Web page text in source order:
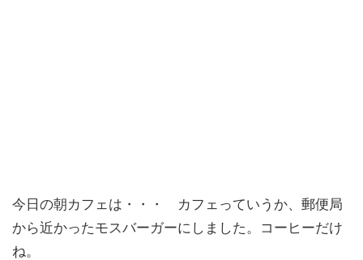
今日の朝カフェは・・・ カフェっていうか、郵便局
から近かったモスバーガーにしました。コーヒーだけ
ね。